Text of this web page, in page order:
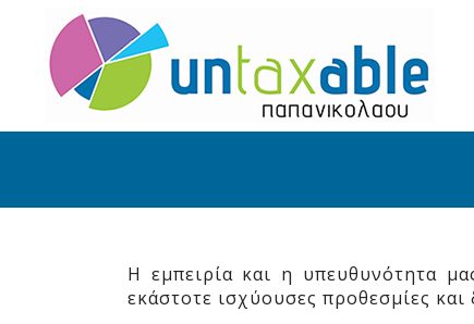
Η εμπειρία και η υπευθυνότητα
εκάστοτε ισχύουσες προθεσμίες και